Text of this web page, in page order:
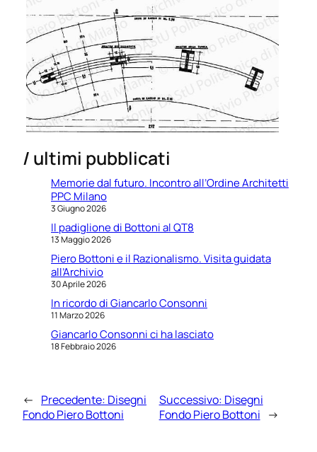
/ ultimi pubblicati
Memorie dal futuro. Incontro all’Ordine Architetti
PPC Milano
3 Giugno 2026
Il padiglione di Bottoni al QT8
13 Maggio 2026
Piero Bottoni e il Razionalismo. Visita guidata
all’Archivio
30 Aprile 2026
In ricordo di Giancarlo Consonni
11 Marzo 2026
Giancarlo Consonni ci ha lasciato
18 Febbraio 2026
← Precedente: Disegni
Fondo Piero Bottoni
Successivo: Disegni
Fondo Piero Bottoni →